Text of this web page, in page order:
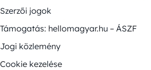
Szerzői jogok
Támogatás: hellomagyar.hu – ÁSZF
Jogi közlemény
Cookie kezelése